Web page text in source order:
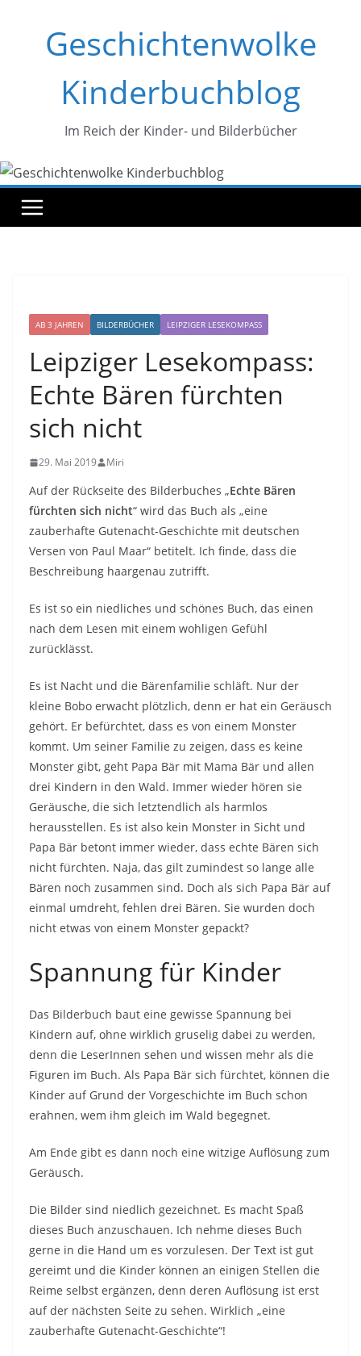
springenGeschichtenwolke
Kinderbuchblog
Im Reich der Kinder- und Bilderbücher
AB 3 JAHREN BILDERBÜCHER LEIPZIGER LESEKOMPASS
Leipziger Lesekompass:
Echte Bären fürchten
sich nicht
29. Mai 2019 Miri
Auf der Rückseite des Bilderbuches „Echte Bären
fürchten sich nicht“ wird das Buch als „eine
zauberhafte Gutenacht-Geschichte mit deutschen
Versen von Paul Maar“ betitelt. Ich finde, dass die
Beschreibung haargenau zutrifft.
Es ist so ein niedliches und schönes Buch, das einen
nach dem Lesen mit einem wohligen Gefühl
zurücklässt.
Es ist Nacht und die Bärenfamilie schläft. Nur der
kleine Bobo erwacht plötzlich, denn er hat ein Geräusch
gehört. Er befürchtet, dass es von einem Monster
kommt. Um seiner Familie zu zeigen, dass es keine
Monster gibt, geht Papa Bär mit Mama Bär und allen
drei Kindern in den Wald. Immer wieder hören sie
Geräusche, die sich letztendlich als harmlos
herausstellen. Es ist also kein Monster in Sicht und
Papa Bär betont immer wieder, dass echte Bären sich
nicht fürchten. Naja, das gilt zumindest so lange alle
Bären noch zusammen sind. Doch als sich Papa Bär auf
einmal umdreht, fehlen drei Bären. Sie wurden doch
nicht etwas von einem Monster gepackt?
Spannung für Kinder
Das Bilderbuch baut eine gewisse Spannung bei
Kindern auf, ohne wirklich gruselig dabei zu werden,
denn die LeserInnen sehen und wissen mehr als die
Figuren im Buch. Als Papa Bär sich fürchtet, können die
Kinder auf Grund der Vorgeschichte im Buch schon
erahnen, wem ihm gleich im Wald begegnet.
Am Ende gibt es dann noch eine witzige Auflösung zum
Geräusch.
Die Bilder sind niedlich gezeichnet. Es macht Spaß
dieses Buch anzuschauen. Ich nehme dieses Buch
gerne in die Hand um es vorzulesen. Der Text ist gut
gereimt und die Kinder können an einigen Stellen die
Reime selbst ergänzen, denn deren Auflösung ist erst
auf der nächsten Seite zu sehen. Wirklich „eine
zauberhafte Gutenacht-Geschichte“!